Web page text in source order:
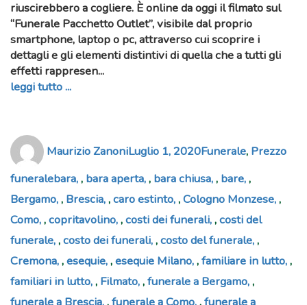
riuscirebbero a cogliere. È online da oggi il filmato sul
“Funerale Pacchetto Outlet”, visibile dal proprio
smartphone, laptop o pc, attraverso cui scoprire i
dettagli e gli elementi distintivi di quella che a tutti gli
effetti rappresen...
leggi tutto ...
Maurizio Zanonion
Luglio 1, 2020Funerale, Prezzo
funeraleTags
bara , bara aperta , bara chiusa , bare ,
Bergamo , Brescia ,caro estinto ,Cologno Monzese ,
Como ,copritavolino ,costi dei funerali ,costi del
funerale ,costo dei funerali ,costo del funerale ,
Cremona ,esequie ,esequie Milano ,familiare in lutto ,
familiari in lutto , Filmato ,funerale a Bergamo ,